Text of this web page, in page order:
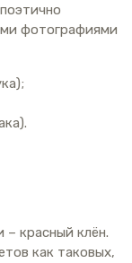
фотографиями
– красный клён.
как таковых,